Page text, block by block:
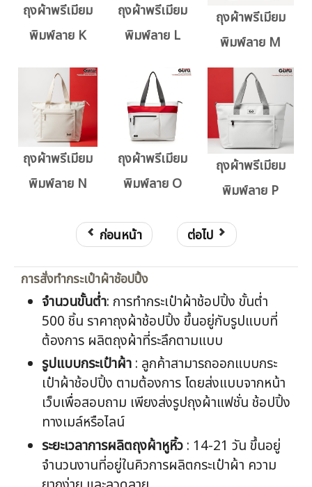
ถุงผ้าพรีเมียม
พิมพ์ลาย K
ถุงผ้าพรีเมียม
พิมพ์ลาย L
ถุงผ้าพรีเมียม
พิมพ์ลาย M
ถุงผ้าพรีเมียม
พิมพ์ลาย N
ถุงผ้าพรีเมียม
พิมพ์ลาย O
ถุงผ้าพรีเมียม
พิมพ์ลาย P
ก่อนหน้า ต่อไป
การสั่งทำกระเป๋าผ้าช้อปปิ้ง
จำนวนขั้นต่ำ: การทำกระเป๋าผ้าช้อปปิ้ง ขั้นต่ำ
500 ชิ้น ราคาถุงผ้าช้อปปิ้ง ขึ้นอยู่กับรูปแบบที่
ต้องการ ผลิตถุงผ้าที่ระลึกตามแบบ
รูปแบบกระเป๋าผ้า : ลูกค้าสามารถออกแบบกระ
เป๋าผ้าช้อปปิ้ง ตามต้องการ โดยส่งแบบจากหน้า
เว็บเพื่อสอบถาม เพียงส่งรูปถุงผ้าแฟชั่น ช้อปปิ้ง
ทางเมล์หรือไลน์
ระยะเวลาการผลิตถุงผ้าหูหิ้ว : 14-21 วัน ขึ้นอยู่
จำนวนงานที่อยู่ในคิวการผลิตกระเป๋าผ้า ความ